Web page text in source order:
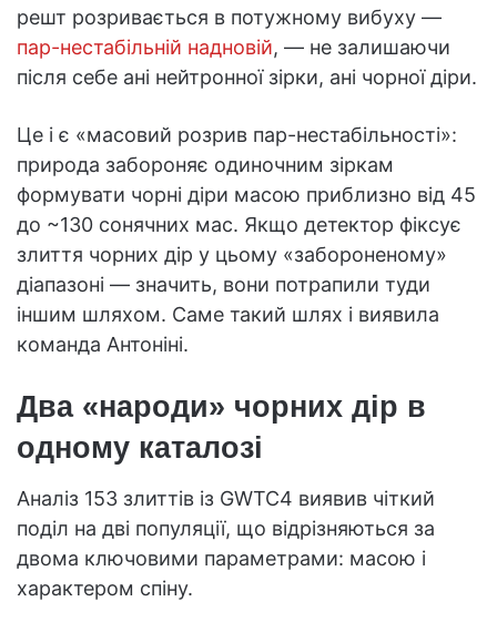
решт розривається в потужному вибуху —
пар-нестабільній надновій, — не залишаючи
після себе ані нейтронної зірки, ані чорної діри.
Це і є «масовий розрив пар-нестабільності»:
природа забороняє одиночним зіркам
формувати чорні діри масою приблизно від 45
до ~130 сонячних мас. Якщо детектор фіксує
злиття чорних дір у цьому «забороненому»
діапазоні — значить, вони потрапили туди
іншим шляхом. Саме такий шлях і виявила
команда Антоніні.
Два «народи» чорних дір в
одному каталозі
Аналіз 153 злиттів із GWTC4 виявив чіткий
поділ на дві популяції, що відрізняються за
двома ключовими параметрами: масою і
характером спіну.